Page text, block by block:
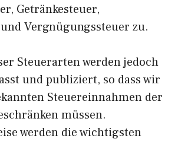
Getränkesteuer,
Vergnügungssteuer zu.
Steuerarten werden jedoch
und publiziert, so dass wir
Steuereinnahmen der
müssen.
werden die wichtigsten